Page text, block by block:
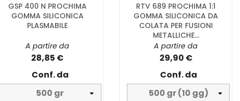
GSP 400 N PROCHIMA
GOMMA SILICONICA
PLASMABILE
A partire da
28,85 €
Conf. da
RTV 689 PROCHIMA 1:1
GOMMA SILICONICA DA
COLATA PER FUSIONI
METALLICHE...
A partire da
29,90 €
Conf. da